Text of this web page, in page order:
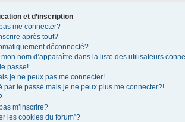
et d’inscription
me connecter?
après tout?
déconnecté?
nom d’apparaître dans la liste des utilisateurs
passe!
je ne peux pas me connecter!
par le passé mais je ne peux plus me connecter?!
m’inscrire?
les cookies du forum”?